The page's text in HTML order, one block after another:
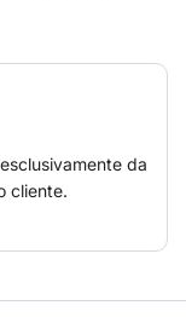
da
cliente.